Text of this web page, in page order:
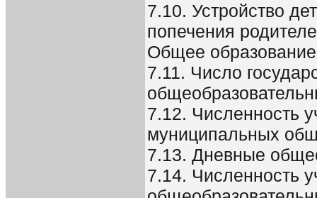
7.10. Устройство
попечения
Общее образование
7.11. Число
7.12. Численность
муниципальных
7.13. Дневные
7.14. Численность